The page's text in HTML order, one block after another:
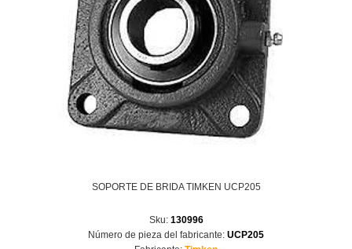
SOPORTE DE BRIDA TIMKEN UCP205
Sku: 130996
Número de pieza del fabricante: UCP205